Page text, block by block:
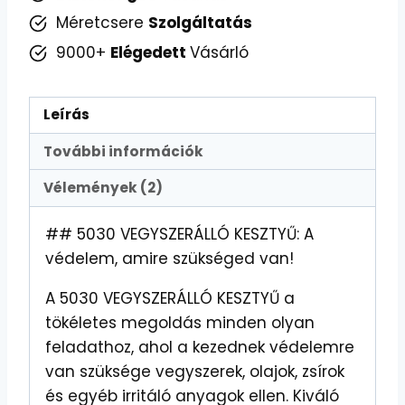
Méretcsere Szolgáltatás
9000+ Elégedett Vásárló
Leírás
További információk
Vélemények (2)
## 5030 VEGYSZERÁLLÓ KESZTYŰ: A
védelem, amire szükséged van!
A 5030 VEGYSZERÁLLÓ KESZTYŰ a
tökéletes megoldás minden olyan
feladathoz, ahol a kezednek védelemre
van szüksége vegyszerek, olajok, zsírok
és egyéb irritáló anyagok ellen. Kiváló